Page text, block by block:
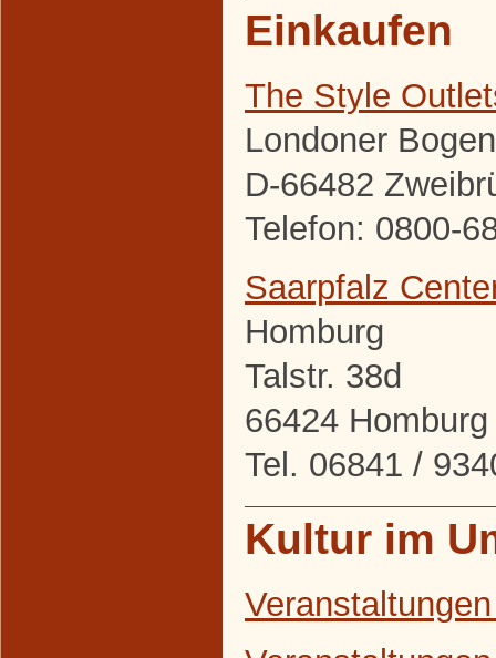
Einkaufen
The Style
Londoner
D-66482
Telefon: 0800-
Saarpfalz
Homburg
Talstr. 38d
66424 Homburg
Tel. 06841 /
Kultur im